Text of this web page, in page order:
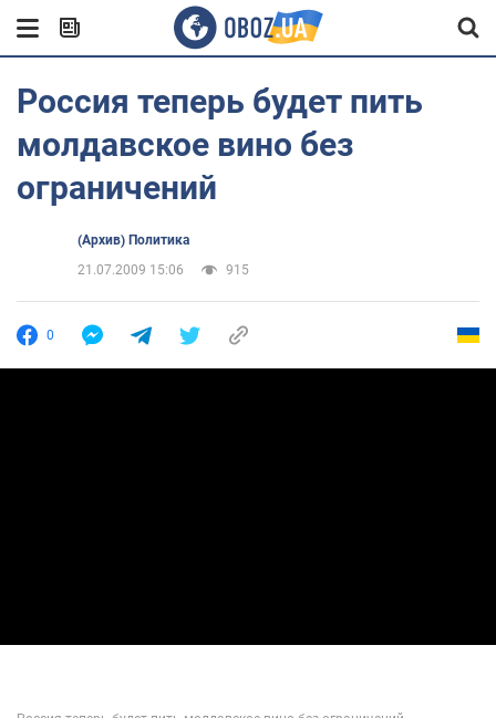
Россия теперь будет пить
молдавское вино без
ограничений
(Архив) Политика
21.07.2009 15:06
915
0